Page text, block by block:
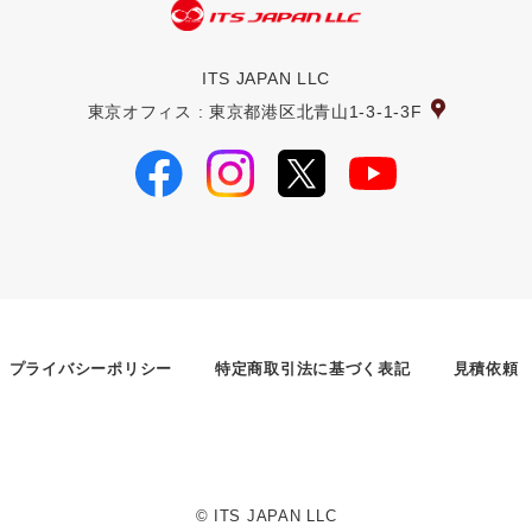
ITS JAPAN LLC
東京オフィス : 東京都港区北青山1-3-1-3F
プライバシーポリシー 特定商取引法に基づく表記 見積依頼
© ITS JAPAN LLC